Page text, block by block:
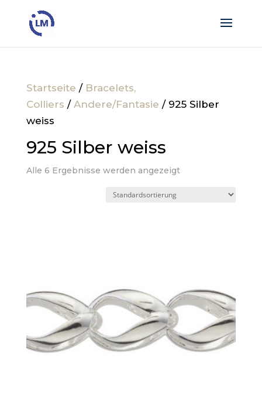
Startseite / Bracelets,
Colliers / Andere/Fantasie / 925 Silber
weiss
925 Silber weiss
Alle 6 Ergebnisse werden angezeigt